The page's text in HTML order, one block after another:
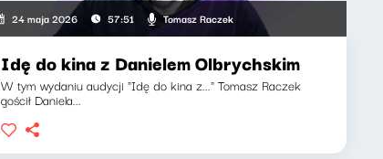
24 maja 2026 57:51 Tomasz Raczek
Idę do kina z Danielem Olbrychskim
W tym wydaniu audycji "Idę do kina z..." Tomasz Raczek
gościł Daniela...